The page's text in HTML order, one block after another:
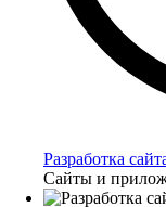
Разработка
Сайты и